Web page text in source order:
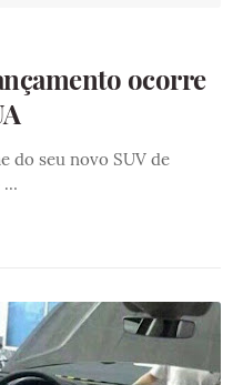
ocorre
do seu novo SUV de
…